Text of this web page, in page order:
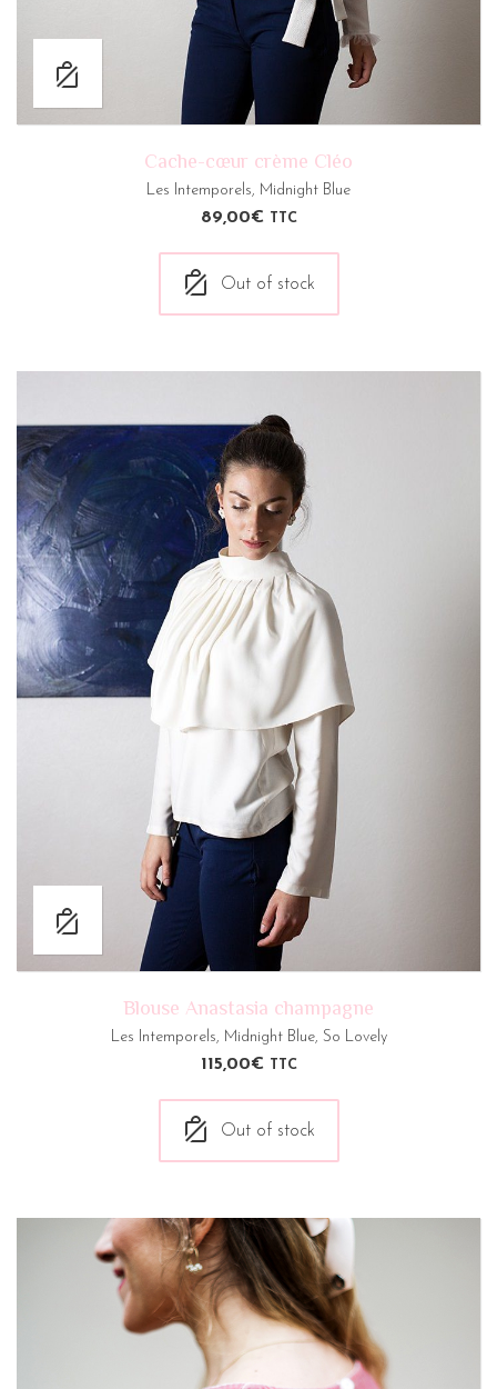
Cache-cœur crème Cléo
Les Intemporels, Midnight Blue
89,00€ TTC
Out of stock
Blouse Anastasia champagne
Les Intemporels, Midnight Blue, So Lovely
115,00€ TTC
Out of stock